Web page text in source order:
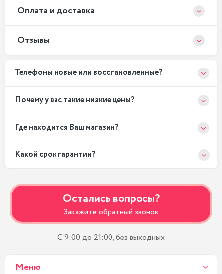
Оплата и доставка
Отзывы
Телефоны новые или восстановленные?
Почему у вас такие низкие цены?
Где находится Ваш магазин?
Какой срок гарантии?
Остались вопросы?
Закажите обратный звонок
С 9:00 до 21:00, без выходных
Меню